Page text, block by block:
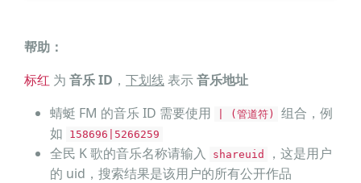
帮助：
标红 为 音乐 ID ， 下划线表示音乐地址
蜻蜓 FM 的音乐 ID 需要使用
| (管道符)
组合，例
如
158696|5266259
全民 K 歌的音乐名称请输入 shareuid
，这是用户
的 uid，搜索结果是该用户的所有公开作品